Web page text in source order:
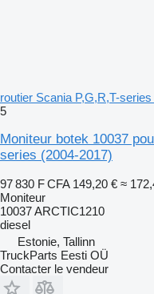
routier Scania P,G,R,T-
5
Moniteur botek 10037
series (2004-2017)
97 830 F CFA 149,20 € ≈
Moniteur
10037 ARCTIC1210
diesel
Estonie, Tallinn
TruckParts Eesti OÜ
Contacter le vendeur